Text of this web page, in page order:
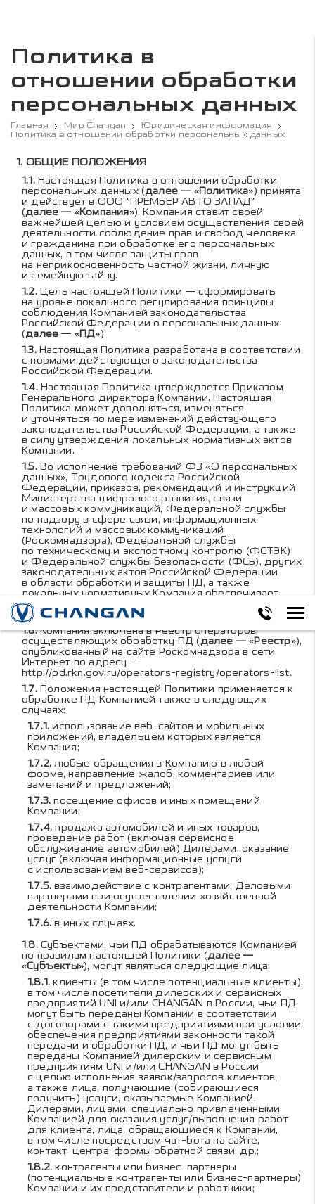
Политика в
отношении обработки
персональных данных
Главная Мир Changan
Юридическая информация
Политика в отношении обработки персональных данных
Содержание политики в
ОБЩИЕ ПОЛОЖЕНИЯ
Настоящая Политика в отношении обработки
персональных данных (далее — «Политика») принята
и действует в ООО "ПРЕМЬЕР АВТО ЗАПАД"
(далее — «Компания»). Компания ставит своей
важнейшей целью и условием осуществления своей
деятельности соблюдение прав и свобод человека
и гражданина при обработке его персональных
данных, в том числе защиты прав
на неприкосновенность частной жизни, личную
и семейную тайну.
Цель настоящей Политики — сформировать
на уровне локального регулирования принципы
соблюдения Компанией законодательства
Российской Федерации о персональных данных
(далее — «ПД»).
Настоящая Политика разработана в соответствии
с нормами действующего законодательства
Российской Федерации.
Настоящая Политика утверждается Приказом
Генерального директора Компании. Настоящая
Политика может дополняться, изменяться
и уточняться по мере изменений действующего
законодательства Российской Федерации, а также
в силу утверждения локальных нормативных актов
Компании.
Во исполнение требований ФЗ «О персональных
данных», Трудового кодекса Российской
Федерации, приказов, рекомендаций и инструкций
Министерства цифрового развития, связи
и массовых коммуникаций, Федеральной службы
по надзору в сфере связи, информационных
технологий и массовых коммуникаций
(Роскомнадзора), Федеральной службы
по техническому и экспортному контролю (ФСТЭК)
и Федеральной службы безопасности (ФСБ), других
законодательных актов Российской Федерации
в области обработки и защиты ПД, а также
локальных нормативных Компания обеспечивает
легитимность обработки и безопасность ПД в своей
деятельности.
Компания включена в Реестр операторов,
осуществляющих обработку ПД (далее — «Реестр»),
опубликованный на сайте Роскомнадзора в сети
Интернет по адресу —
http://pd.rkn.gov.ru/operators-registry/operators-list.
Положения настоящей Политики применяется к
обработке ПД Компанией также в следующих
случаях:
использование веб-сайтов и мобильных
приложений, владельцем которых является
Компания;
любые обращения в Компанию в любой
форме, направление жалоб, комментариев или
замечаний и предложений;
посещение офисов и иных помещений
Компании;
продажа автомобилей и иных товаров,
проведение работ (включая сервисное
обслуживание автомобилей) Дилерами, оказание
услуг (включая информационные услуги
с использованием веб-сервисов);
взаимодействие с контрагентами, Деловыми
партнерами при осуществлении хозяйственной
деятельности Компании;
в иных случаях.
Субъектами, чьи ПД обрабатываются Компанией
по правилам настоящей Политики (далее —
«Субъекты»), могут являться следующие лица:
клиенты (в том числе потенциальные клиенты),
в том числе посетители дилерских и сервисных
предприятий UNI и/или CHANGAN в России, чьи ПД
могут быть переданы Компании в соответствии
с договорами с такими предприятиями при условии
обеспечения предприятиями законности такой
передачи и обработки ПД, и чьи ПД могут быть
переданы Компанией дилерским и сервисным
предприятиям UNI и/или CHANGAN в России
с целью исполнения заявок/запросов клиентов,
а также лица, получающие (собирающиеся
получить) услуги, оказываемые Компанией,
Дилерами, лицами, специально привлеченными
Компанией для оказания услуг/выполнения работ
для клиента, лица, обращающиеся к Компании,
в том числе посредством чат-бота на сайте,
контакт-центра, формы обратной связи, др.;
контрагенты или бизнес-партнеры
(потенциальные контрагенты или бизнес-партнеры)
Компании и их представители и работники;